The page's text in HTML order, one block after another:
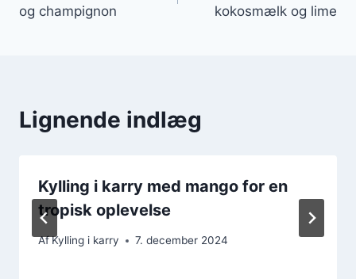
og champignon
kokosmælk og lime
Lignende indlæg
Kylling i karry med mango for en
tropisk oplevelse
AfKylling i karry 7. december 2024